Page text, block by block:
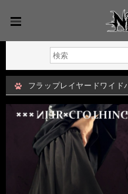
フラップレイヤードワイド